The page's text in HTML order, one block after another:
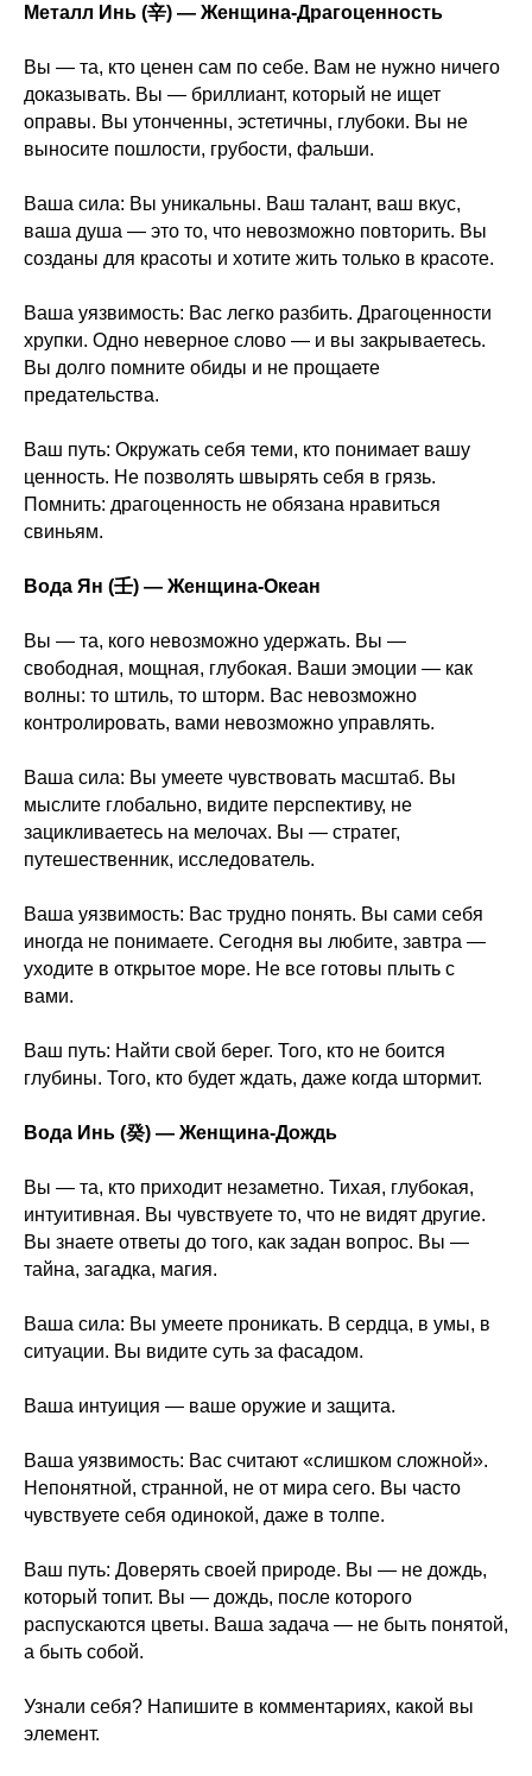
Металл Инь (辛) — Женщина-Драгоценность
Вы — та, кто ценен сам по себе. Вам не нужно ничего
доказывать. Вы — бриллиант, который не ищет
оправы. Вы утонченны, эстетичны, глубоки. Вы не
выносите пошлости, грубости, фальши.
Ваша сила: Вы уникальны. Ваш талант, ваш вкус,
ваша душа — это то, что невозможно повторить. Вы
созданы для красоты и хотите жить только в красоте.
Ваша уязвимость: Вас легко разбить. Драгоценности
хрупки. Одно неверное слово — и вы закрываетесь.
Вы долго помните обиды и не прощаете
предательства.
Ваш путь: Окружать себя теми, кто понимает вашу
ценность. Не позволять швырять себя в грязь.
Помнить: драгоценность не обязана нравиться
свиньям.
Вода Ян (壬) — Женщина-Океан
Вы — та, кого невозможно удержать. Вы —
свободная, мощная, глубокая. Ваши эмоции — как
волны: то штиль, то шторм. Вас невозможно
контролировать, вами невозможно управлять.
Ваша сила: Вы умеете чувствовать масштаб. Вы
мыслите глобально, видите перспективу, не
зацикливаетесь на мелочах. Вы — стратег,
путешественник, исследователь.
Ваша уязвимость: Вас трудно понять. Вы сами себя
иногда не понимаете. Сегодня вы любите, завтра —
уходите в открытое море. Не все готовы плыть с
вами.
Ваш путь: Найти свой берег. Того, кто не боится
глубины. Того, кто будет ждать, даже когда штормит.
Вода Инь (癸) — Женщина-Дождь
Вы — та, кто приходит незаметно. Тихая, глубокая,
интуитивная. Вы чувствуете то, что не видят другие.
Вы знаете ответы до того, как задан вопрос. Вы —
тайна, загадка, магия.
Ваша сила: Вы умеете проникать. В сердца, в умы, в
ситуации. Вы видите суть за фасадом.
Ваша интуиция — ваше оружие и защита.
Ваша уязвимость: Вас считают «слишком сложной».
Непонятной, странной, не от мира сего. Вы часто
чувствуете себя одинокой, даже в толпе.
Ваш путь: Доверять своей природе. Вы — не дождь,
который топит. Вы — дождь, после которого
распускаются цветы. Ваша задача — не быть понятой,
а быть собой.
Узнали себя? Напишите в комментариях, какой вы
элемент.